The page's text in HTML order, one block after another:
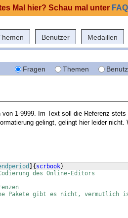
Benutzer Medaillen
Fragen Themen
1-9999. Im Text soll die Referenz
gelingt, gelingt hier leider nicht.
{ scrbook}
des Online-Editors
Pakete gibt es nicht, vermutlich
Mal hier? Schau mal unter FAQ